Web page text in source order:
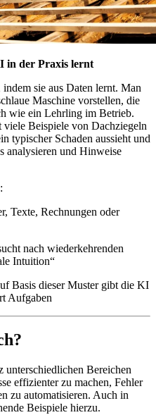
in der Praxis lernt
sie aus Daten lernt. Man
Maschine vorstellen, die
wie ein Lehrling im Betrieb.
Beispiele von Dachziegeln
typischer Schaden aussieht und
analysieren und Hinweise
Texte, Rechnungen oder
nach wiederkehrenden
Intuition“
Basis dieser Muster gibt die KI
Aufgaben
Bereichen
effizienter zu machen, Fehler
zu automatisieren. Auch in
Beispiele hierzu.